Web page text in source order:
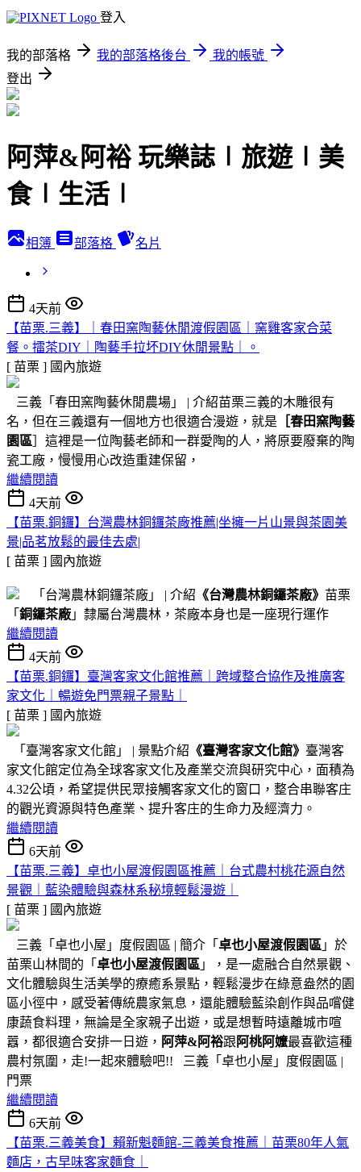
登入
我的部落格 我的部落格後台
我的帳號
登出
阿萍&阿裕 玩樂誌∣旅遊∣美
食∣生活∣
相簿 部落格 名片
4天前
【苗栗.三義】｜春田窯陶藝休閒渡假園區｜窯雞客家合菜
餐。擂茶DIY｜陶藝手拉坏DIY休閒景點｜。
[ 苗栗 ] 國內旅遊
三義「春田窯陶藝休閒農場」 | 介紹苗栗三義的木雕很有
名，但在三義還有一個地方也很適合漫遊，就是 ［春田窯陶藝
園區 ］這裡是一位陶藝老師和一群愛陶的人，將原要廢棄的陶
瓷工廠，慢慢用心改造重建保留，
繼續閱讀
4天前
【苗栗.銅鑼】台灣農林銅鑼茶廠推薦|坐擁一片山景與茶園美
景|品茗放鬆的最佳去處|
[ 苗栗 ] 國內旅遊
「台灣農林銅鑼茶廠」 | 介紹 《台灣農林銅鑼茶廠》 苗栗
「 銅鑼茶廠 」隸屬台灣農林，茶廠本身也是一座現行運作
繼續閱讀
4天前
【苗栗.銅鑼】臺灣客家文化館推薦｜跨域整合協作及推廣客
家文化｜暢遊免門票親子景點｜
[ 苗栗 ] 國內旅遊
「臺灣客家文化館」 | 景點介紹 《臺灣客家文化館》 臺灣客
家文化館定位為全球客家文化及產業交流與研究中心，面積為
4.32公頃，希望提供民眾接觸客家文化的窗口，整合串聯客庄
的觀光資源與特色產業、提升客庄的生命力及經濟力。
繼續閱讀
6天前
【苗栗.三義】卓也小屋渡假園區推薦｜台式農村桃花源自然
景觀｜藍染體驗與森林系秘境輕鬆漫遊｜
[ 苗栗 ] 國內旅遊
三義「卓也小屋」度假園區 | 簡介「 卓也小屋渡假園區 」於
苗栗山林間的「 卓也小屋渡假園區 」，是一處融合自然景觀、
文化體驗與生活美學的療癒系景點，輕鬆漫步在綠意盎然的園
區小徑中，感受著傳統農家氣息，還能體驗藍染創作與品嚐健
康蔬食料理，無論是全家親子出遊，或是想暫時遠離城市喧
囂，都很適合安排一日遊， 阿萍&阿裕跟 阿桃阿嬤最喜歡這種
農村氛圍，走!一起來體驗吧!! 三義「卓也小屋」度假園區 |
門票
繼續閱讀
6天前
【苗栗.三義美食】賴新魁麵館-三義美食推薦｜苗栗80年人氣
麵店，古早味客家麵食｜